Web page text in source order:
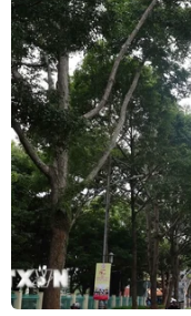
CƠ QUAN CHỦ QUẢN:
Tổng Biên tập:
Phó Tổng Biên tập:
THỦY
Sở hữu trí tuệ
RSS
Ngôn ngữ
Dịch vụ tin